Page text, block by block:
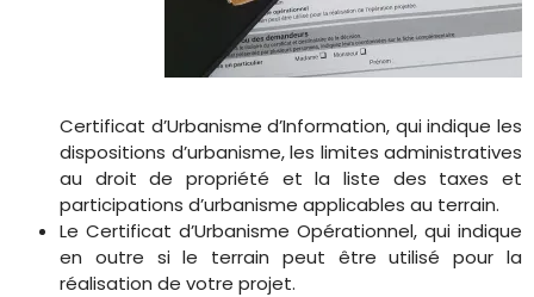
Certificat d’Urbanisme d’Information, qui indique les
dispositions d’urbanisme, les limites administratives
au droit de propriété et la liste des taxes et
participations d’urbanisme applicables au terrain.
Le Certificat d’Urbanisme Opérationnel, qui indique
en outre si le terrain peut être utilisé pour la
réalisation de votre projet.